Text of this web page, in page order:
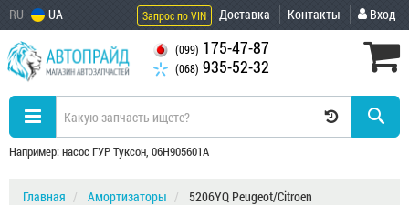
RU UA Запрос по VIN Доставка Контакты Вход
(099) 175-47-87
(068) 935-52-32
Например: насос ГУР Туксон, 06H905601A
Главная Амортизаторы 5206YQ Peugeot/Citroen